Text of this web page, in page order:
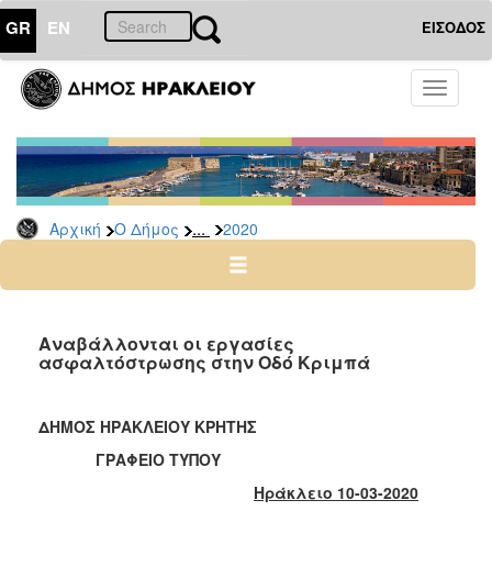
GR EN ΕΙΣΟΔΟΣ
Toggle
Αρχική Ο Δήμος ... 2020
ΔΗΜΟΣ
Δελτία
Τύπου
Αρχείο
2026
2024
2022
2020
2019
Αναβάλλονται οι εργασίες
ασφαλτόστρωσης στην Οδό Κριμπά
ΔΗΜΟΣ ΗΡΑΚΛΕΙΟΥ ΚΡΗΤΗΣ
ΓΡΑΦΕΙΟ ΤΥΠΟΥ
Ηράκλειο 10-03-2020